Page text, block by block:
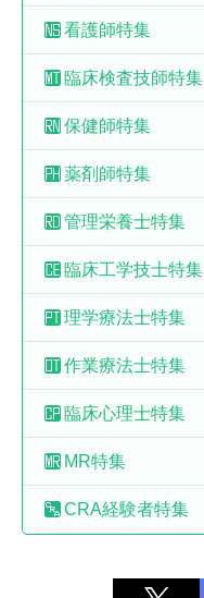
看護師特集
臨床検査技師特集
保健師特集
薬剤師特集
管理栄養士特集
臨床工学技士特集
理学療法士特集
作業療法士特集
臨床心理士特集
MR特集
CRA経験者特集